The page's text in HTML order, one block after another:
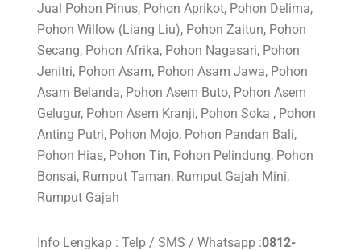
Jual Pohon Pinus, Pohon Aprikot, Pohon Delima,
Pohon Willow (Liang Liu), Pohon Zaitun, Pohon
Secang, Pohon Afrika, Pohon Nagasari, Pohon
Jenitri, Pohon Asam, Pohon Asam Jawa, Pohon
Asam Belanda, Pohon Asem Buto, Pohon Asem
Gelugur, Pohon Asem Kranji, Pohon Soka , Pohon
Anting Putri, Pohon Mojo, Pohon Pandan Bali,
Pohon Hias, Pohon Tin, Pohon Pelindung, Pohon
Bonsai, Rumput Taman, Rumput Gajah Mini,
Rumput Gajah
Info Lengkap : Telp / SMS / Whatsapp :0812-